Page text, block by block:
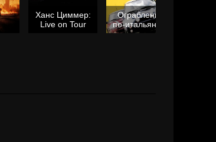
Ханс Циммер:
Live on Tour
Ограбление
по-итальянски